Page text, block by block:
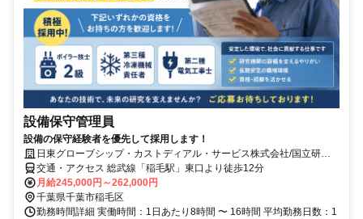
設備保守管理員
設備の保守経験者を優先して採用します！
日東グローブシップ・カストディアル・サービス株式会社/国立研究
施設
交通・アクセス 総武線「稲毛駅」東口より徒歩12分
月給245,000円～262,000円
千葉県千葉市稲毛区
勤務時間詳細 実働時間：1日あたり8時間 〜 16時間 平均勤務日数：1